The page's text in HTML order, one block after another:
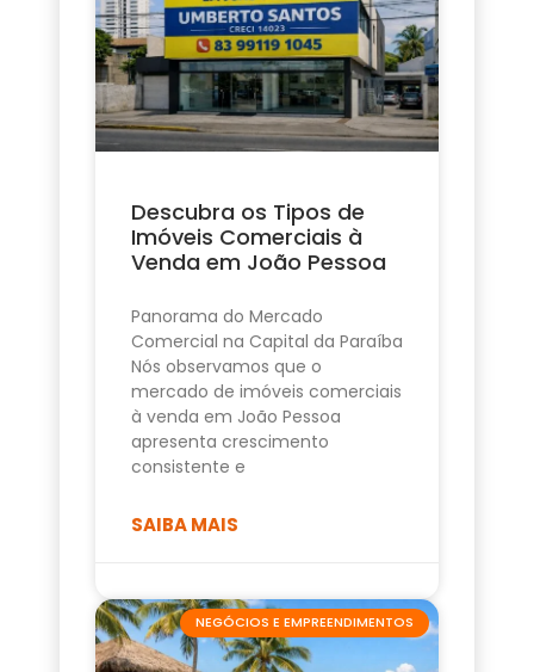
Descubra os Tipos de
Imóveis Comerciais à
Venda em João Pessoa
Panorama do Mercado
Comercial na Capital da Paraíba
Nós observamos que o
mercado de imóveis comerciais
à venda em João Pessoa
apresenta crescimento
consistente e
SAIBA MAIS
NEGÓCIOS E EMPREENDIMENTOS